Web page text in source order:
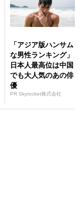
「アジア版ハンサム
な男性ランキング」
日本人最高位は中国
でも大人気のあの俳
優
PR Skyrocket株式会社